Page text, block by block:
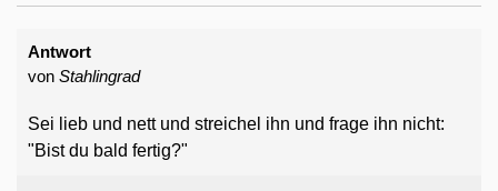
Antwort
von Stahlingrad
Sei lieb und nett und streichel ihn und frage ihn nicht:
"Bist du bald fertig?"